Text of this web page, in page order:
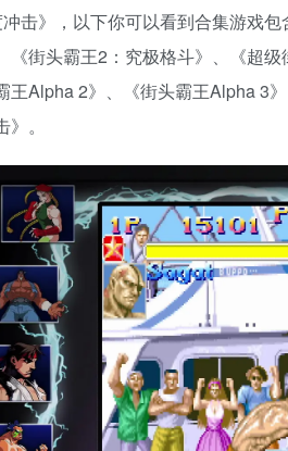
击》，以下你可以看到合集游戏
《街头霸王2：究极格斗》、《超
王Alpha 2》、《街头霸王Alpha 3
。